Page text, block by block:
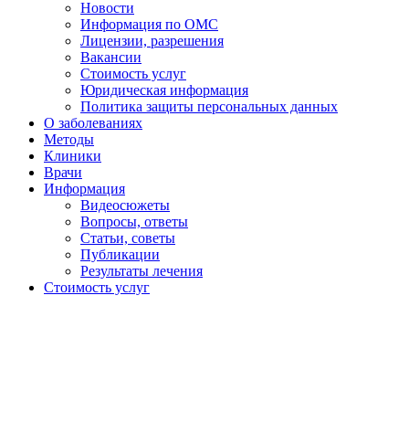
Новости
Информация по ОМС
Лицензии, разрешения
Вакансии
Стоимость услуг
Юридическая информация
Политика защиты персональных данных
О заболеваниях
Методы
Клиники
Врачи
Информация
Видеосюжеты
Вопросы, ответы
Статьи, советы
Публикации
Результаты лечения
Стоимость услуг